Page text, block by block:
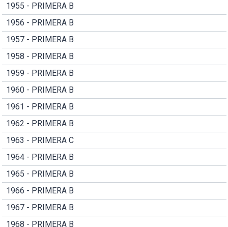
1955 - PRIMERA B
1956 - PRIMERA B
1957 - PRIMERA B
1958 - PRIMERA B
1959 - PRIMERA B
1960 - PRIMERA B
1961 - PRIMERA B
1962 - PRIMERA B
1963 - PRIMERA C
1964 - PRIMERA B
1965 - PRIMERA B
1966 - PRIMERA B
1967 - PRIMERA B
1968 - PRIMERA B